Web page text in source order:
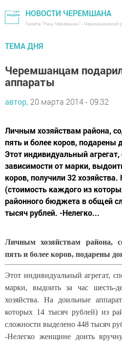
НОВОСТИ ЧЕРЕМШАНА
Газета "Наш Черемшан" - Черемшанский
ТЕМА ДНЯ
Черемшанцам
аппараты
автор, 20 марта 2014 - 09:32
Личным хозяйствам района,
пять и более коров, подарены
Этот индивидуальный
зависимости от марки,
коров, получили 32
(стоимость каждого из
районного бюджета в общей
тысяч рублей. -Нелегко...
Личным хозяйствам района,
пять и более коров, подарены
Этот индивидуальный агрегат,
марки, выдоить за час шесть-
хозяйства. На доильные
которых 14 тысяч рублей) из
сложности выделено 448 тысяч
-Нелегко женщине доить